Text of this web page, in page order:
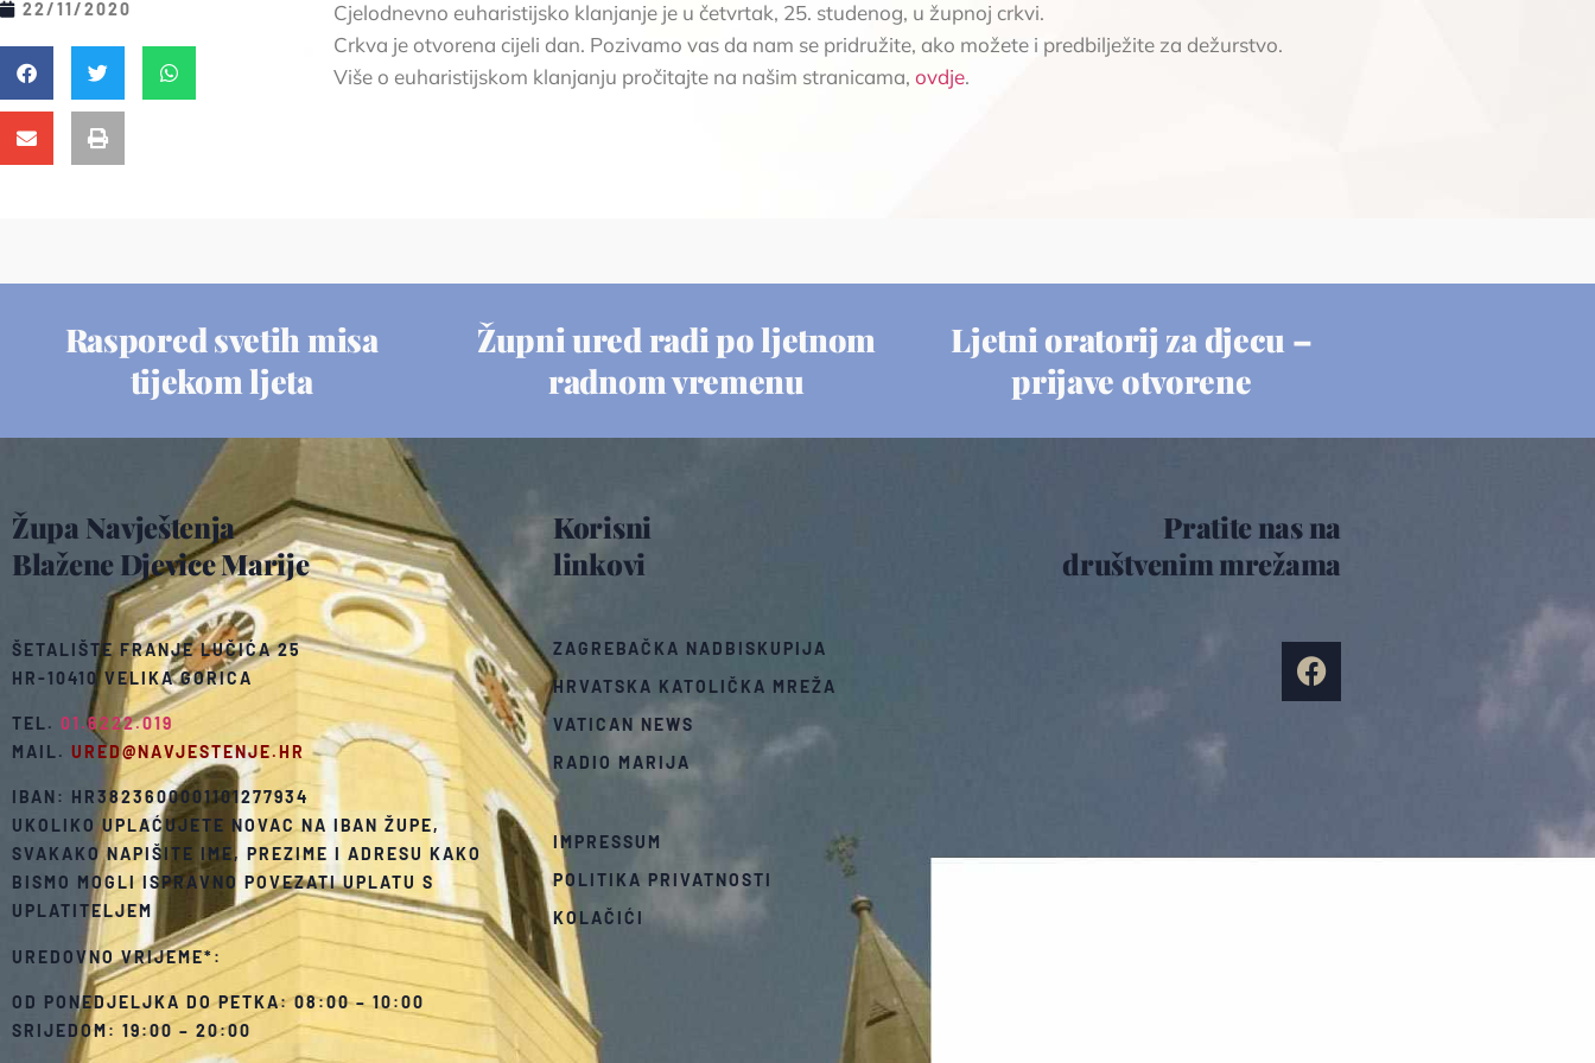
22/11/2020
Cjelodnevno euharistijsko klanjanje je u četvrtak, 25. studenog, u župnoj crkvi.
Crkva je otvorena cijeli dan. Pozivamo vas da nam se pridružite, ako možete i predbilježite za dežurstvo.
Više o euharistijskom klanjanju pročitajte na našim stranicama,ovdje.
Raspored svetih misa
tijekom ljeta
Župni ured radi po ljetnom
radnom vremenu
Ljetni oratorij za djecu –
prijave otvorene
Župa Navještenja
Blažene Djevice Marije
ŠETALIŠTE FRANJE LUČIĆA 25
HR-10410 VELIKA GORICA
TEL. 01.6222.019
MAIL. URED@NAVJESTENJE.HR
IBAN: HR3823600001101277934
UKOLIKO UPLAĆUJETE NOVAC NA IBAN ŽUPE,
SVAKAKO NAPIŠITE IME, PREZIME I ADRESU KAKO
BISMO MOGLI ISPRAVNO POVEZATI UPLATU S
UPLATITELJEM
UREDOVNO VRIJEME*:
OD PONEDJELJKA DO PETKA: 08:00 – 10:00
SRIJEDOM: 19:00 – 20:00
Korisni
linkovi
ZAGREBAČKA NADBISKUPIJA
HRVATSKA KATOLIČKA MREŽA
VATICAN NEWS
RADIO MARIJA
IMPRESSUM
POLITIKA PRIVATNOSTI
KOLAČIĆI
Pratite nas na
društvenim mrežama